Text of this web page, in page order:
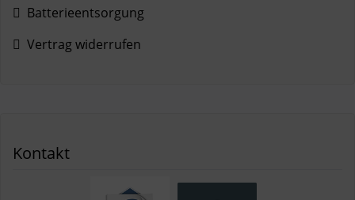
Batterieentsorgung
Vertrag widerrufen
Kontakt